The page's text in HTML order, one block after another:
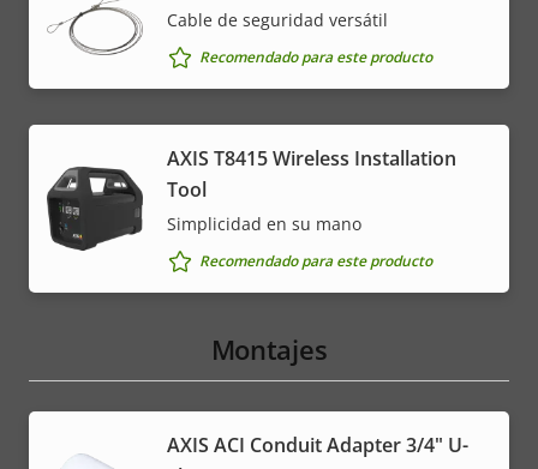
Cable de seguridad versátil
Recomendado para este producto
AXIS T8415 Wireless Installation
Tool
Simplicidad en su mano
Recomendado para este producto
Montajes
AXIS ACI Conduit Adapter 3/4" U-